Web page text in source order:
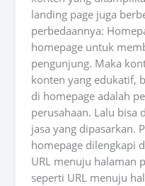
landing page juga
perbedaannya:
homepage untuk
pengunjung. Maka
konten yang edukatif,
di homepage adalah
perusahaan. Lalu bisa
jasa yang dipasarkan.
homepage dilengkapi
URL menuju halaman
seperti URL menuju